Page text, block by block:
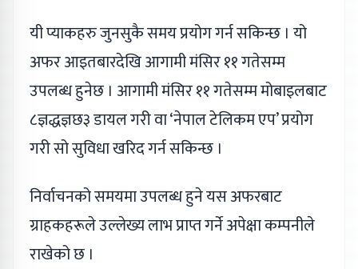
यी प्याकहरु जुनसुकै समय प्रयोग गर्न सकिन्छ । यो
अफर आइतबारदेखि आगामी मंसिर ११ गतेसम्म
उपलब्ध हुनेछ । आगामी मंसिर ११ गतेसम्म मोबाइलबाट
८ज्ञद्धज्ञछ३ डायल गरी वा ‘नेपाल टेलिकम एप’ प्रयोग
गरी सो सुविधा खरिद गर्न सकिन्छ ।
निर्वाचनको समयमा उपलब्ध हुने यस अफरबाट
ग्राहकहरूले उल्लेख्य लाभ प्राप्त गर्ने अपेक्षा कम्पनीले
राखेको छ ।